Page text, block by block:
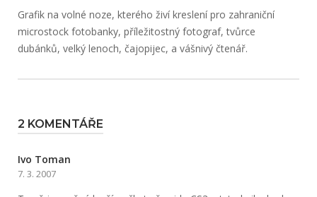
Grafik na volné noze, kterého živí kreslení pro zahraniční
microstock fotobanky, příležitostný fotograf, tvůrce
dubánků, velký lenoch, čajopijec, a vášnivý čtenář.
2 KOMENTÁŘE
Ivo Toman
7. 3. 2007